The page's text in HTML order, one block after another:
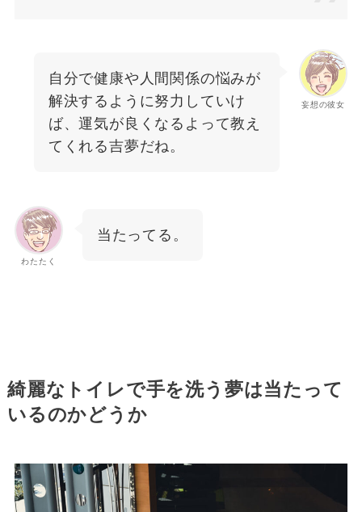
妄想の彼女
自分で健康や人間関係の悩みが
解決するように努力していけ
ば、運気が良くなるよって教え
てくれる吉夢だね。
わたたく
当たってる。
綺麗なトイレで手を洗う夢は当たって
いるのかどうか